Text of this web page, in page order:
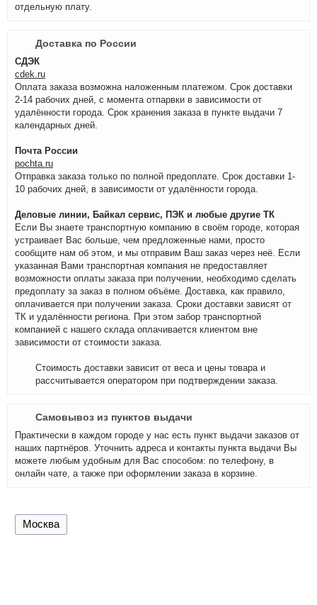
отдельную плату.
Доставка по России
СДЭК
cdek.ru
Оплата заказа возможна наложенным платежом. Срок доставки
2-14 рабочих дней, с момента отпарвки в зависимости от
удалённости города. Срок хранения заказа в пункте выдачи 7
календарных дней.
Почта России
pochta.ru
Отправка заказа только по полной предоплате. Срок доставки 1-
10 рабочих дней, в зависимости от удалённости города.
Деловые линии, Байкал сервис, ПЭК и любые другие ТК
Если Вы знаете транспортную компанию в своём городе, которая
устраивает Вас больше, чем предложенные нами, просто
сообщите нам об этом, и мы отправим Ваш заказ через неё. Если
указанная Вами транспортная компания не предоставляет
возможности оплаты заказа при получении, необходимо сделать
предоплату за заказ в полном объёме. Доставка, как правило,
оплачивается при получении заказа. Сроки доставки зависят от
ТК и удалённости региона. При этом забор транспортной
компанией с нашего склада оплачивается клиентом вне
зависимости от стоимости заказа.
Стоимость доставки зависит от веса и цены товара и
рассчитывается оператором при подтверждении заказа.
Самовывоз из пунктов выдачи
Практически в каждом городе у нас есть пункт выдачи заказов от
наших партнёров. Уточнить адреса и контакты пункта выдачи Вы
можете любым удобным для Вас способом: по телефону, в
онлайн чате, а также при оформлении заказа в корзине.
Москва